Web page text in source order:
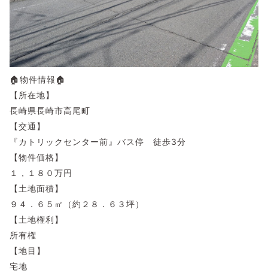
🏠物件情報🏠
【所在地】
長崎県長崎市高尾町
【交通】
『カトリックセンター前』バス停 徒歩3分
【物件価格】
１，１８０万円
【土地面積】
９４．６５㎡（約２８．６３坪）
【土地権利】
所有権
【地目】
宅地